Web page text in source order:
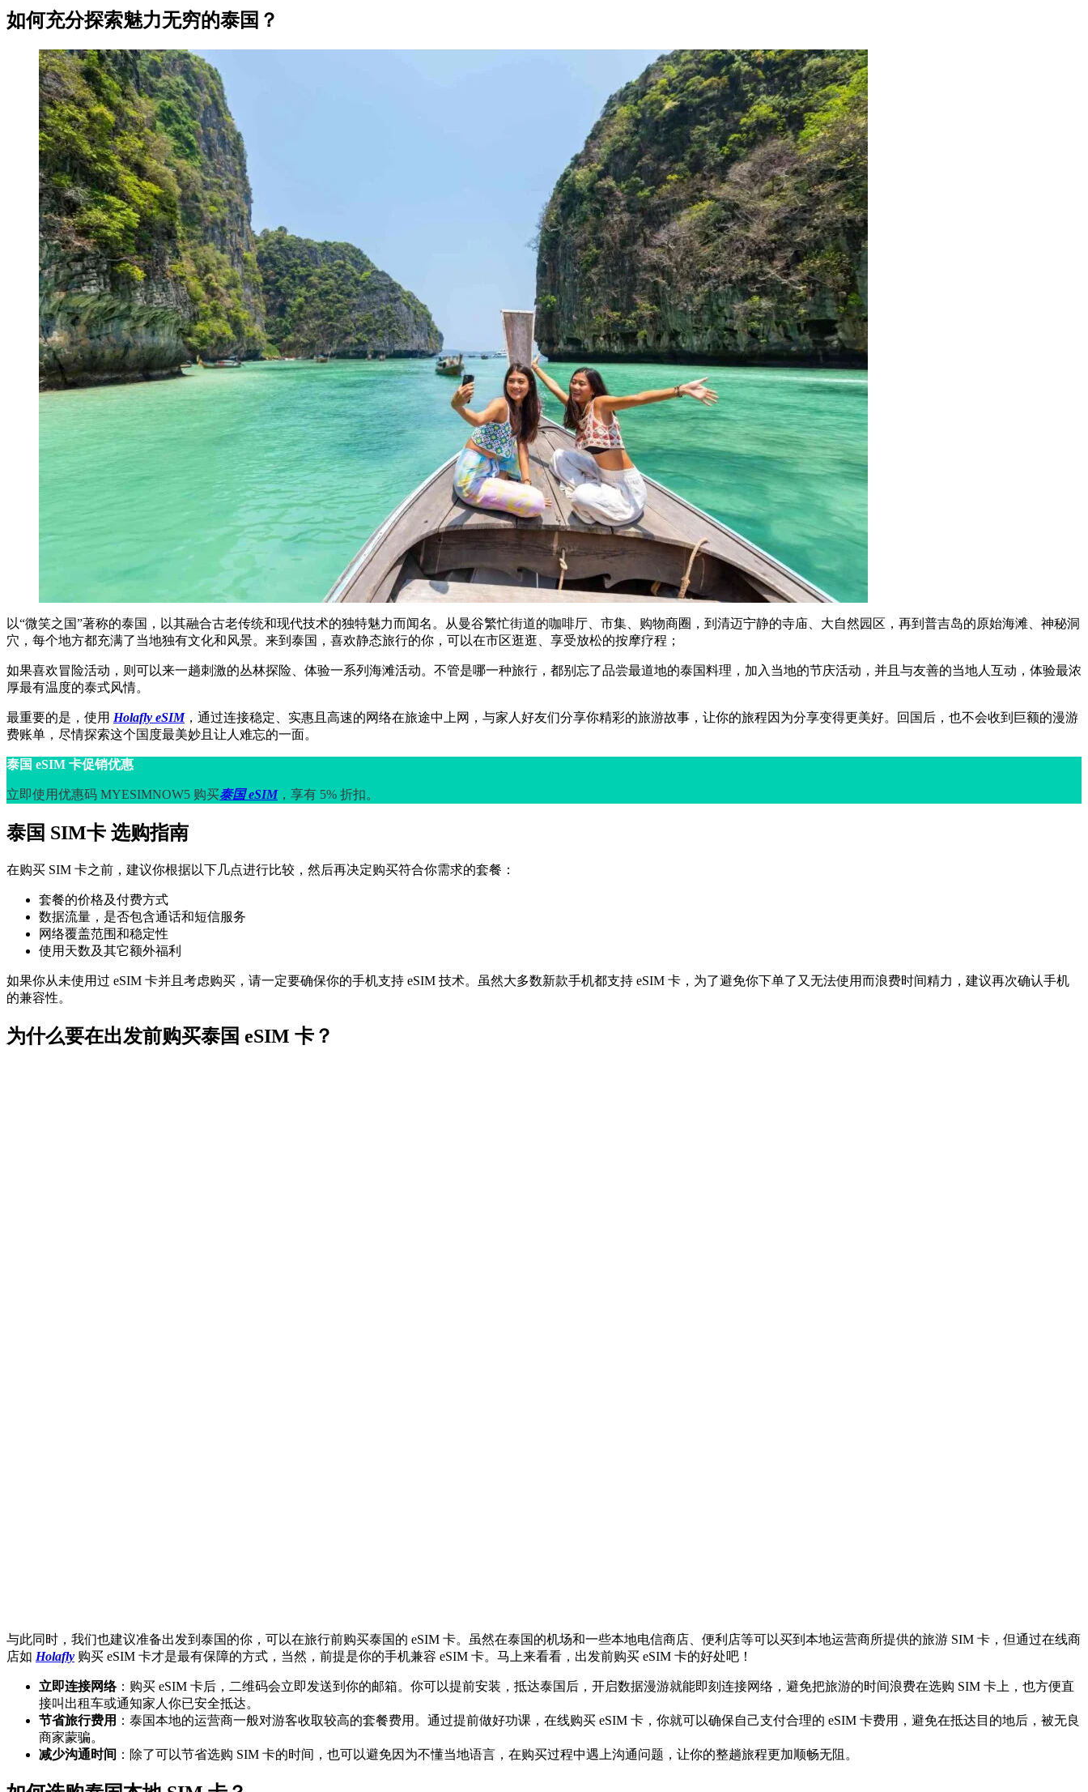
如何充分探索魅力无穷的泰国？
以“微笑之国”著称的泰国，以其融合古老传统和现代技术的独特魅力而闻名。从曼谷繁忙街道的咖啡厅、市集、购物商圈，到清迈宁静的寺庙、大自然园区，再到普吉岛的原始海滩、神秘洞
穴，每个地方都充满了当地独有文化和风景。来到泰国，喜欢静态旅行的你，可以在市区逛逛、享受放松的按摩疗程；
如果喜欢冒险活动，则可以来一趟刺激的丛林探险、体验一系列海滩活动。不管是哪一种旅行，都别忘了品尝最道地的泰国料理，加入当地的节庆活动，并且与友善的当地人互动，体验最浓
厚最有温度的泰式风情。
最重要的是，使用 Holafly eSIM，通过连接稳定、实惠且高速的网络在旅途中上网，与家人好友们分享你精彩的旅游故事，让你的旅程因为分享变得更美好。回国后，也不会收到巨额的漫游
费账单，尽情探索这个国度最美妙且让人难忘的一面。
泰国 eSIM 卡促销优惠
立即使用优惠码 MYESIMNOW5 购买泰国 eSIM，享有 5% 折扣。
泰国 SIM卡 选购指南
在购买 SIM 卡之前，建议你根据以下几点进行比较，然后再决定购买符合你需求的套餐：
套餐的价格及付费方式
数据流量，是否包含通话和短信服务
网络覆盖范围和稳定性
使用天数及其它额外福利
如果你从未使用过 eSIM 卡并且考虑购买，请一定要确保你的手机支持 eSIM 技术。虽然大多数新款手机都支持 eSIM 卡，为了避免你下单了又无法使用而浪费时间精力，建议再次确认手机
的兼容性。
为什么要在出发前购买泰国 eSIM 卡？
与此同时，我们也建议准备出发到泰国的你，可以在旅行前购买泰国的 eSIM 卡。虽然在泰国的机场和一些本地电信商店、便利店等可以买到本地运营商所提供的旅游 SIM 卡，但通过在线商
店如 Holafly 购买 eSIM 卡才是最有保障的方式，当然，前提是你的手机兼容 eSIM 卡。马上来看看，出发前购买 eSIM 卡的好处吧！
立即连接网络：购买 eSIM 卡后，二维码会立即发送到你的邮箱。你可以提前安装，抵达泰国后，开启数据漫游就能即刻连接网络，避免把旅游的时间浪费在选购 SIM 卡上，也方便直
接叫出租车或通知家人你已安全抵达。
节省旅行费用 ：泰国本地的运营商一般对游客收取较高的套餐费用。通过提前做好功课，在线购买 eSIM 卡，你就可以确保自己支付合理的 eSIM 卡费用，避免在抵达目的地后，被无良
商家蒙骗。
减少沟通时间 ：除了可以节省选购 SIM 卡的时间，也可以避免因为不懂当地语言，在购买过程中遇上沟通问题，让你的整趟旅程更加顺畅无阻。